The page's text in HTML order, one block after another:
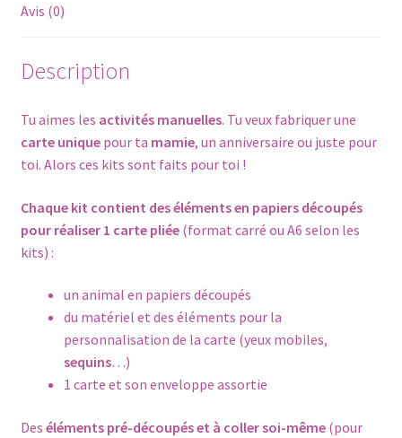
découpés
Avis (0)
Description
Tu aimes les activités manuelles. Tu veux fabriquer une
carte uniquepour ta mamie, un anniversaire ou juste pour
toi. Alors ces kits sont faits pour toi !
Chaquekit contient des éléments en papiers découpés
pour réaliser 1 carte pliée (format carré ou A6 selon les
kits) :
un animal en papiers découpés
du matériel et des éléments pour la
personnalisation de la carte (yeux mobiles,
sequins…)
1 carte et son enveloppe assortie
Des éléments pré-découpés et à coller soi-même(pour